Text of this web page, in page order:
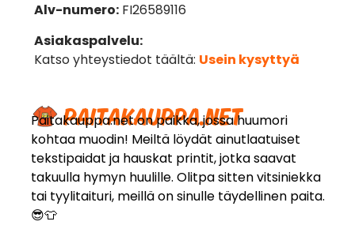
Paitakauppa.net on paikka, jossa huumori
kohtaa muodin! Meiltä löydät ainutlaatuiset
tekstipaidat ja hauskat printit, jotka saavat
takuulla hymyn huulille. Olitpa sitten vitsiniekka
tai tyylitaituri, meillä on sinulle täydellinen paita.
😎👕
Alv-numero:FI26589116
Asiakaspalvelu:
Katso yhteystiedot täältä: Usein kysyttyä